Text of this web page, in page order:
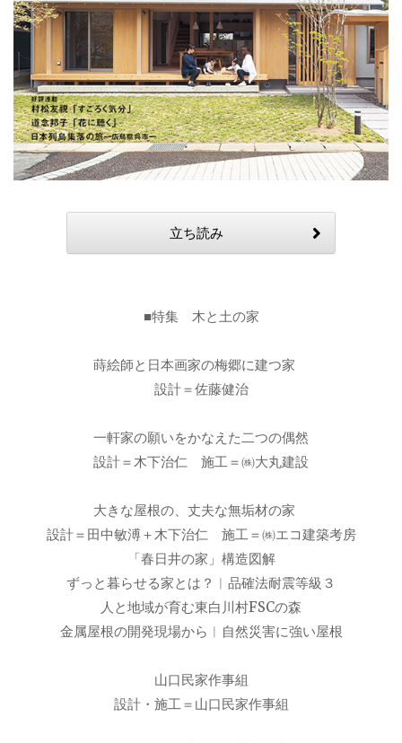
立ち読み
■特集 木と土の家
蒔絵師と日本画家の梅郷に建つ家
設計＝佐藤健治
一軒家の願いをかなえた二つの偶然
設計＝木下治仁 施工＝㈱大丸建設
大きな屋根の、丈夫な無垢材の家
設計＝田中敏溥＋木下治仁 施工＝㈱エコ建築考房
「春日井の家」構造図解
ずっと暮らせる家とは？︱品確法耐震等級３
人と地域が育む東白川村FSCの森
金属屋根の開発現場から︱自然災害に強い屋根
山口民家作事組
設計・施工＝山口民家作事組